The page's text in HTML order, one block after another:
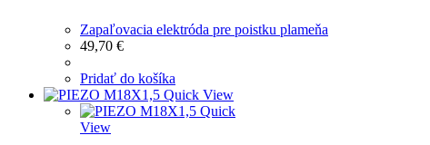
Zapaľovacia elektróda pre poistku plameňa
49,70 €
Pridať do košíka
Quick View
Quick
View